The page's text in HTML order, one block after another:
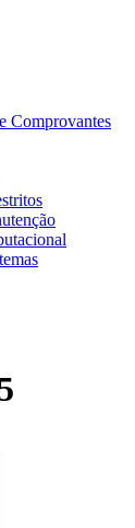
Comprovantes